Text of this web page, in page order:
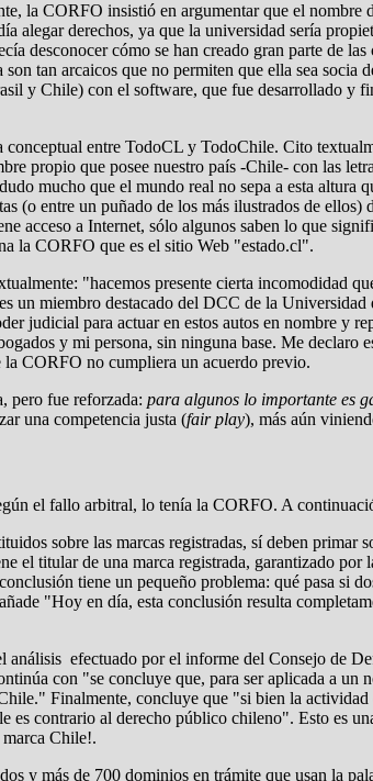
la CORFO insistió en argumentar que el
alegar derechos, ya que la universidad sería
desconocer cómo se han creado gran parte de
tan arcaicos que no permiten que ella sea socia
y Chile) con el software, que fue desarrollado y
entre TodoCL y TodoChile. Cito
propio que posee nuestro país -Chile- con las
mucho que el mundo real no sepa a esta
(o entre un puñado de los más ilustrados de
acceso a Internet, sólo algunos saben lo que
la CORFO que es el sitio Web "estado.cl".
"hacemos presente cierta incomodidad
un miembro destacado del DCC de la
judicial para actuar en estos autos en nombre y
y mi persona, sin ninguna base. Me declaro
CORFO no cumpliera un acuerdo previo.
pero fue reforzada: para algunos lo importante es
una competencia justa (fair play), más aún
el fallo arbitral, lo tenía la CORFO. A
sobre las marcas registradas, sí deben
el titular de una marca registrada, garantizado
tiene un pequeño problema: qué pasa si
"Hoy en día, esta conclusión resulta
análisis efectuado por el informe del Consejo de
con "se concluye que, para ser aplicada a
Finalmente, concluye que "si bien la
es contrario al derecho público chileno". Esto es
Chile!.
y más de 700 dominios en trámite que usan la